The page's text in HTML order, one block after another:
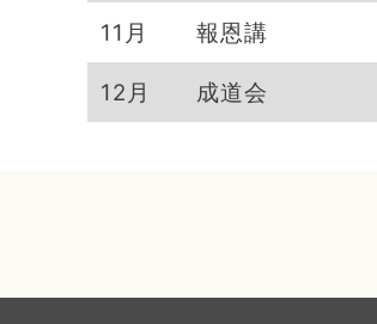
11月 報恩講
12月 成道会